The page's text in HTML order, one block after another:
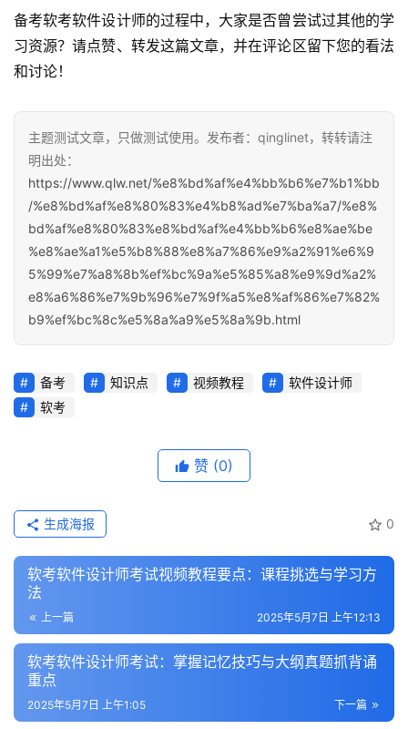
备考软考软件设计师的过程中，大家是否曾尝试过其他的学
习资源？请点赞、转发这篇文章，并在评论区留下您的看法
和讨论！
主题测试文章，只做测试使用。发布者：qinglinet，转转请注
明出处：
https://www.qlw.net/%e8%bd%af%e4%bb%b6%e7%b1%bb
/%e8%bd%af%e8%80%83%e4%b8%ad%e7%ba%a7/%e8%
bd%af%e8%80%83%e8%bd%af%e4%bb%b6%e8%ae%be
%e8%ae%a1%e5%b8%88%e8%a7%86%e9%a2%91%e6%9
5%99%e7%a8%8b%ef%bc%9a%e5%85%a8%e9%9d%a2%
e8%a6%86%e7%9b%96%e7%9f%a5%e8%af%86%e7%82%
b9%ef%bc%8c%e5%8a%a9%e5%8a%9b.html
备考 知识点 视频教程
软件设计师
软考
赞 (0)
0
生成海报
软考软件设计师考试视频教程要点：课程挑选与学习方
法
上一篇 2025年5月7日 上午12:13
软考软件设计师考试：掌握记忆技巧与大纲真题抓背诵
重点
下一篇
2025年5月7日 上午1:05